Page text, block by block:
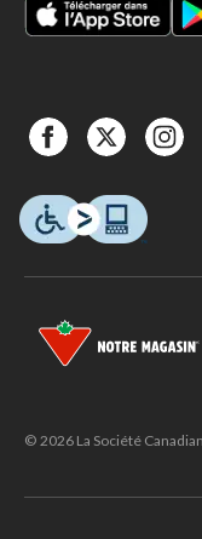
© 2026 La Société